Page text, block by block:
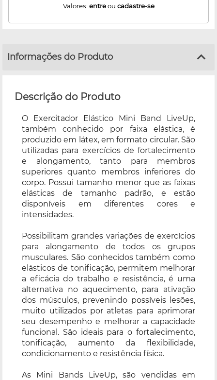
Valores: entreou cadastre-se
Informações do Produto
Descrição do Produto
O Exercitador Elástico Mini Band LiveUp,
também conhecido por faixa elástica, é
produzido em látex, em formato circular. São
utilizadas para exercícios de fortalecimento
e alongamento, tanto para membros
superiores quanto membros inferiores do
corpo. Possui tamanho menor que as faixas
elásticas de tamanho padrão, e estão
disponíveis em diferentes cores e
intensidades.
Possibilitam grandes variações de exercícios
para alongamento de todos os grupos
musculares. São conhecidos também como
elásticos de tonificação, permitem melhorar
a eficácia do trabalho e resistência, é uma
alternativa no aquecimento, para ativação
dos músculos, prevenindo possíveis lesões,
muito utilizados por atletas para aprimorar
seu desempenho e melhorar a capacidade
funcional. São ideais para o fortalecimento,
tonificação, aumento da flexibilidade,
condicionamento e resistência física.
As Mini Bands LiveUp, são vendidas em